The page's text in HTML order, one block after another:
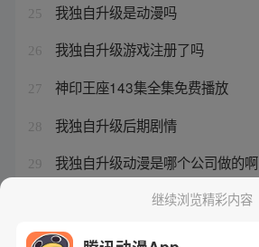
25 我独自升级是动漫吗
26 我独自升级游戏注册了吗
27 神印王座143集全集免费播放
28 我独自升级后期剧情
29 我独自升级动漫是哪个公司做的啊
我独自升级小说作者是哪个国家的
继续浏览精彩内容